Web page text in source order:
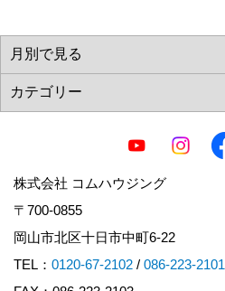
株式会社 コムハウジング
〒700-0855
岡山市北区十日市中町6-22
TEL： 0120-67-2102 / 086-223-2101